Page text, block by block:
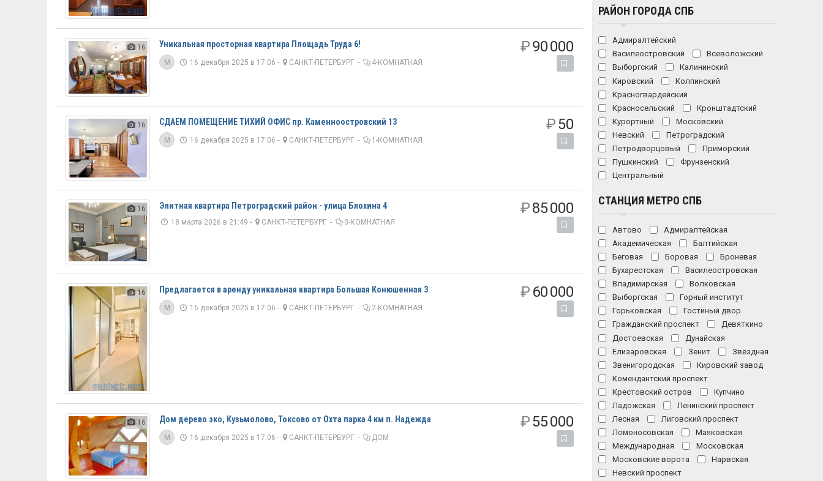
16 Уникальная просторная квартира Площадь Труда 6!
M 16 декабря 2025 в 17:06 - САНКТ-ПЕТЕРБУРГ - 4-КОМНАТНАЯ
₽90 000
16 СДАЕМ ПОМЕЩЕНИЕ ТИХИЙ ОФИС пр. Каменноостровский 13
M 16 декабря 2025 в 17:06 - САНКТ-ПЕТЕРБУРГ - 1-КОМНАТНАЯ
₽50
16 Элитная квартира Петроградский район - улица Блохина 4
18 марта 2026 в 21:49 - САНКТ-ПЕТЕРБУРГ - 3-КОМНАТНАЯ
₽85 000
16 Предлагается в аренду уникальная квартира Большая Конюшенная 3
M 16 декабря 2025 в 17:06 - САНКТ-ПЕТЕРБУРГ - 2-КОМНАТНАЯ
₽ 60 000
16 Дом дерево эко, Кузьмолово, Токсово от Охта парка 4 км п. Надежда
M 16 декабря 2025 в 17:06 - САНКТ-ПЕТЕРБУРГ - ДОМ
₽55 000
РАЙОН ГОРОДА СПБ
Адмиралтейский
Василеостровский
Всеволожский
Выборгский
Калининский
Кировский
Колпинский
Красногвардейский
Красносельский
Кронштадтский
Курортный
Московский
Невский
Петроградский
Петродворцовый
Приморский
Пушкинский
Фрунзенский
Центральный
СТАНЦИЯ МЕТРО СПБ
Автово
Адмиралтейская
Академическая
Балтийская
Беговая
Боровая
Броневая
Бухарестская
Василеостровская
Владимирская
Волковская
Выборгская
Горный институт
Горьковская
Гостиный двор
Гражданский проспект
Девяткино
Достоевская
Дунайская
Елизаровская
Зенит
Звёздная
Звенигородская
Кировский завод
Комендантский проспект
Крестовский остров
Купчино
Ладожская
Ленинский проспект
Лесная
Лиговский проспект
Ломоносовская
Маяковская
Международная
Московская
Московские ворота
Нарвская
Невский проспект